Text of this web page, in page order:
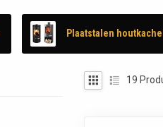
Plaatstalen
19